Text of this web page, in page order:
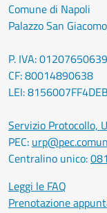
Comune di Napoli
Palazzo San
P. IVA: 01207650639
CF: 80014890638
LEI:
Servizio Protocollo,
PEC:
Centralino unico:
Leggi le FAQ
Prenotazione